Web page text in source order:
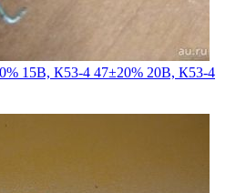
15В, К53-4 47±20% 20В, К53-4